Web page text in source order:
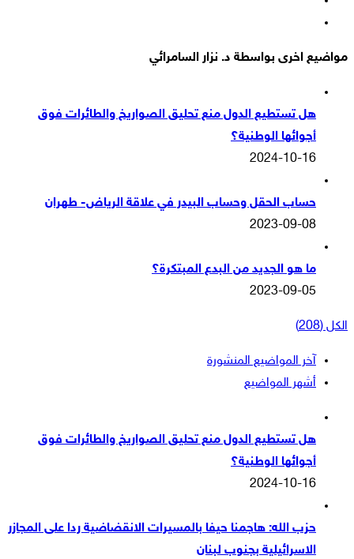
مواضيع اخرى بواسطة د. نزار السامرائي
هل تستطيع الدول منع تحليق الصواريخ والطائرات فوق
أجوائها الوطنية؟
2024-10-16
حساب الحقل وحساب البيدر في علاقة الرياض- طهران
2023-09-08
ما هو الجديد من البدع المبتكرة؟
2023-09-05
الكل (208)
آخر المواضيع المنشورة
أشهر المواضيع
هل تستطيع الدول منع تحليق الصواريخ والطائرات فوق
أجوائها الوطنية؟
2024-10-16
حزب الله: هاجمنا حيفا بالمسيرات الانقضاضية ردا على المجازر
الاسرائيلية بجنوب لبنان